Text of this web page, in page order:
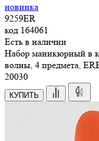
новинка
9259ER
код 164061
Есть в наличии
Набор маникюрный в
волны, 4 предмета,
20030
КУПИТЬ